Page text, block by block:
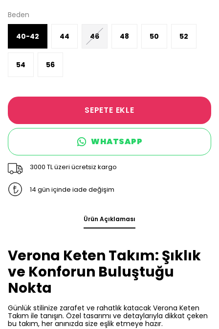
Beden
40-42 44 46 48 50 52
54 56
SEPETE EKLE
WHATSAPP
3000 TL üzeri ücretsiz kargo
14 gün içinde iade değişim
Ürün Açıklaması
Verona Keten Takım: Şıklık
ve Konforun Buluştuğu
Nokta
Günlük stilinize zarafet ve rahatlık katacak Verona Keten
Takım ile tanışın. Özel tasarımı ve detaylarıyla dikkat çeken
bu takım, her anınızda size eşlik etmeye hazır.